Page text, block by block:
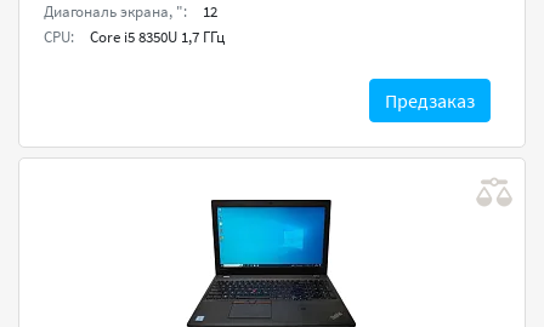
Диагональ экрана, ":
12
CPU:
Core i5 8350U 1,7 ГГц
Предзаказ